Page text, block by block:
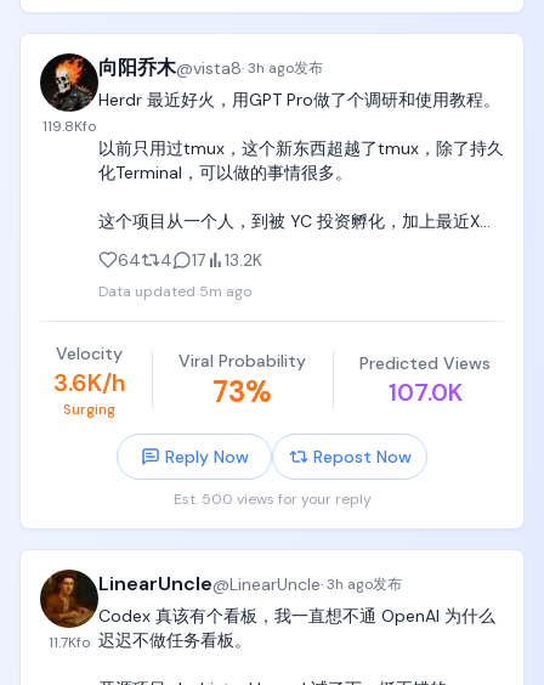
119.8Kfo
向阳乔木@vista8·3h ago发布
Herdr 最近好火，用GPT Pro做了个调研和使用教程。
以前只用过tmux，这个新东西超越了tmux，除了持久
化Terminal，可以做的事情很多。
这个项目从一个人，到被 YC 投资孵化，加上最近X上
不过，还是有点 Geek ，抽空学习下。
https://t.co/PjsvWeDLOd
64 4 17 13.2K
Data updated 5m ago
Velocity
3.6K/h
Surging
Viral Probability
73%
Predicted Views
107.0K
Reply Now Repost Now
Est. 500 views for your reply
11.7Kfo
LinearUncle@LinearUncle·3h ago发布
Codex 真该有个看板，我一直想不通 OpenAI 为什么
迟迟不做任务看板。